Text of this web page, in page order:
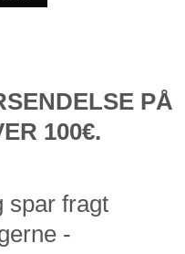
PÅ
100€.
spar fragt
-